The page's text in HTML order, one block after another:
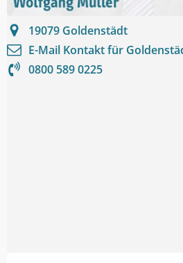
19079 Goldenstädt
E-Mail Kontakt für
0800 589 0225